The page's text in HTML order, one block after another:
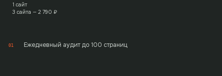
1 сайт
3 сайта — 2 790 ₽
01 Ежедневный аудит до 100 страниц